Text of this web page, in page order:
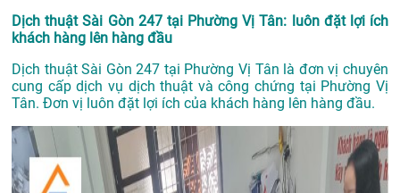
Dịch thuật Sài Gòn 247 tại Phường Vị Tân: luôn đặt lợi ích
khách hàng lên hàng đầu
Dịch thuật Sài Gòn 247 tại Phường Vị Tân là đơn vị chuyên
cung cấp dịch vụ dịch thuật và công chứng tại Phường Vị
Tân. Đơn vị luôn đặt lợi ích của khách hàng lên hàng đầu.